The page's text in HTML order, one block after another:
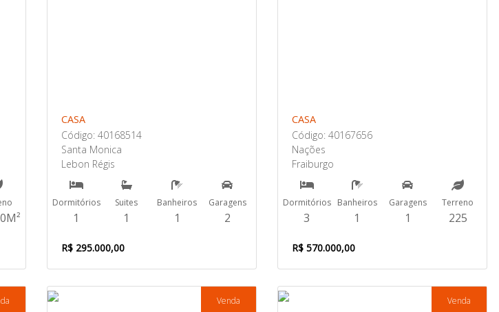
CASA
Código: 40168514
Santa Monica
Lebon Régis
Dormitórios
1
Suites
1
Banheiros
1
Garagens
2
R$ 295.000,00
CASA
Código: 40167656
Nações
Fraiburgo
Dormitórios
3
Banheiros
1
Garagens
1
Terreno
225
R$ 570.000,00
Venda Venda